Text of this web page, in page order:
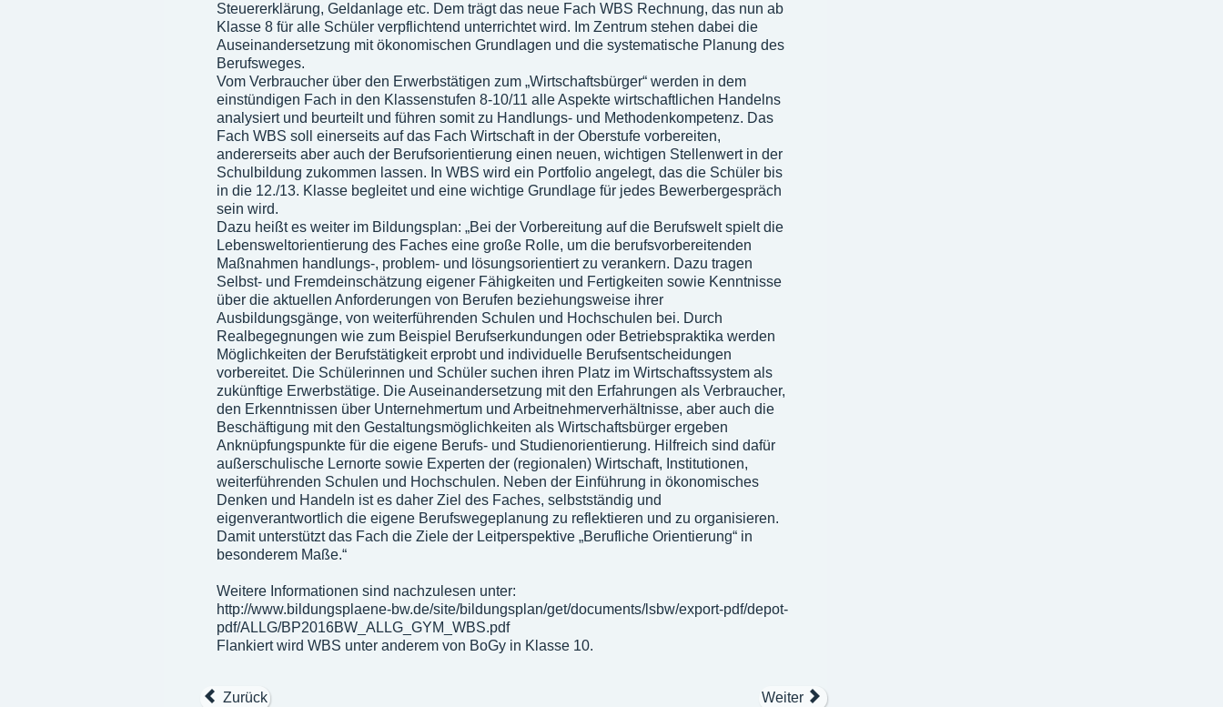
Steuererklärung, Geldanlage etc. Dem trägt das neue Fach WBS Rechnung, das nun ab
Klasse 8 für alle Schüler verpflichtend unterrichtet wird. Im Zentrum stehen dabei die
Auseinandersetzung mit ökonomischen Grundlagen und die systematische Planung des
Berufsweges.
Vom Verbraucher über den Erwerbstätigen zum „Wirtschaftsbürger“ werden in dem
einstündigen Fach in den Klassenstufen 8-10/11 alle Aspekte wirtschaftlichen Handelns
analysiert und beurteilt und führen somit zu Handlungs- und Methodenkompetenz. Das
Fach WBS soll einerseits auf das Fach Wirtschaft in der Oberstufe vorbereiten,
andererseits aber auch der Berufsorientierung einen neuen, wichtigen Stellenwert in der
Schulbildung zukommen lassen. In WBS wird ein Portfolio angelegt, das die Schüler bis
in die 12./13. Klasse begleitet und eine wichtige Grundlage für jedes Bewerbergespräch
sein wird.
Dazu heißt es weiter im Bildungsplan: „Bei der Vorbereitung auf die Berufswelt spielt die
Lebensweltorientierung des Faches eine große Rolle, um die berufsvorbereitenden
Maßnahmen handlungs-, problem- und lösungsorientiert zu verankern. Dazu tragen
Selbst- und Fremdeinschätzung eigener Fähigkeiten und Fertigkeiten sowie Kenntnisse
über die aktuellen Anforderungen von Berufen beziehungsweise ihrer
Ausbildungsgänge, von weiterführenden Schulen und Hochschulen bei. Durch
Realbegegnungen wie zum Beispiel Berufserkundungen oder Betriebspraktika werden
Möglichkeiten der Berufstätigkeit erprobt und individuelle Berufsentscheidungen
vorbereitet. Die Schülerinnen und Schüler suchen ihren Platz im Wirtschaftssystem als
zukünftige Erwerbstätige. Die Auseinandersetzung mit den Erfahrungen als Verbraucher,
den Erkenntnissen über Unternehmertum und Arbeitnehmerverhältnisse, aber auch die
Beschäftigung mit den Gestaltungsmöglichkeiten als Wirtschaftsbürger ergeben
Anknüpfungspunkte für die eigene Berufs- und Studienorientierung. Hilfreich sind dafür
außerschulische Lernorte sowie Experten der (regionalen) Wirtschaft, Institutionen,
weiterführenden Schulen und Hochschulen. Neben der Einführung in ökonomisches
Denken und Handeln ist es daher Ziel des Faches, selbstständig und
eigenverantwortlich die eigene Berufswegeplanung zu reflektieren und zu organisieren.
Damit unterstützt das Fach die Ziele der Leitperspektive „Berufliche Orientierung“ in
besonderem Maße.“
Weitere Informationen sind nachzulesen unter:
http://www.bildungsplaene-bw.de/site/bildungsplan/get/documents/lsbw/export-pdf/depot-
pdf/ALLG/BP2016BW_ALLG_GYM_WBS.pdf
Flankiert wird WBS unter anderem von BoGy in Klasse 10.
Zurück Weiter